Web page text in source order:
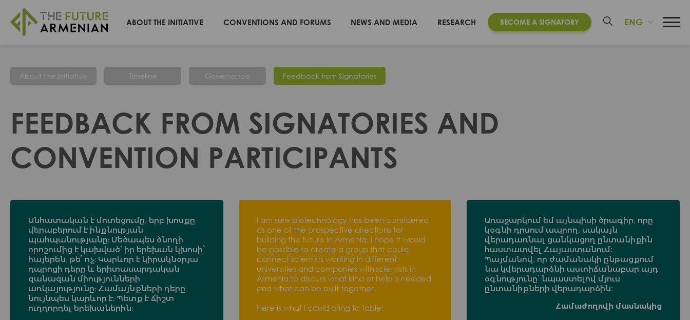
ABOUT THE INITIATIVE CONVENTIONS AND FORUMS NEWS AND MEDIA RESEARCH BECOME A SIGNATORY ENG
About the Initiative Timeline Governance Feedback from Signatories
FEEDBACK FROM SIGNATORIES AND
CONVENTION PARTICIPANTS
Անհատական է մոտեցումը, երբ խոսքը
վերաբերում է ինքնության
պահպանությանը։ Մեծապես ծնողի
որոշումից է կախված՝ իր երեխան կխոսի՞
հայերեն, թե՞ ոչ։ Կարևոր է կիրակնօրյա
դպրոցի դերը և երիտասարդական
զանազան միությունների
առկայությունը։ Համայնքների դերը
նույնպես կարևոր է։ Պետք է ճիշտ
ուղղորդել երեխաներին։
I am sure biotechnology has been considered
as one of the prospective directions for
building the future in Armenia. I hope it would
be possible to create a group that could
connect scientists working in different
universities and companies with scientists in
Armenia to discuss what kind of help is needed
and what can be built together.
Here is what I could bring to table:
Առաջարկում եմ այնպիսի ծրագիր, որը
կօգնի դրսում ապրող, սակայն
վերադառնալ ցանկացող ընտանիքին
հաստատվել Հայաստանում:
Պայմանով, որ ժամանակի ընթացքում
նա կվերադարձնի աստիճանաբար այդ
օգնությունը՝ նպաստելով մյուս
ընտանիքների վերադարձին:
Համաժողովի մասնակից